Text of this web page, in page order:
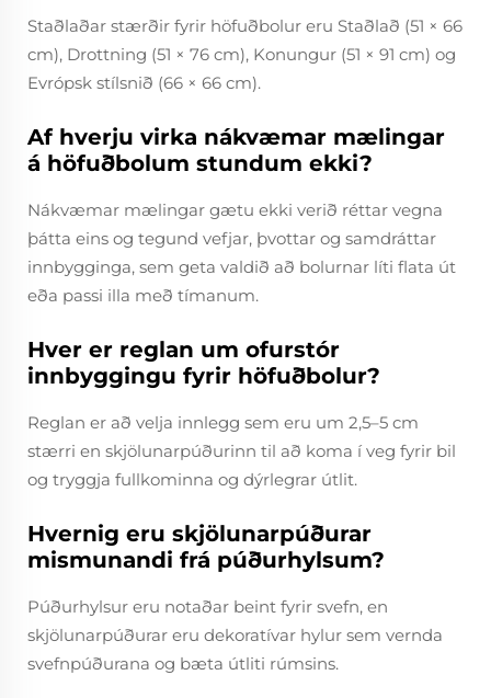
Staðlaðar stærðir fyrir höfuðbolur eru Staðlað (51 × 66
cm), Drottning (51 × 76 cm), Konungur (51 × 91 cm) og
Evrópsk stílsnið (66 × 66 cm).
Af hverju virka nákvæmar mælingar
á höfuðbolum stundum ekki?
Nákvæmar mælingar gætu ekki verið réttar vegna
þátta eins og tegund vefjar, þvottar og samdráttar
innbygginga, sem geta valdið að bolurnar líti flata út
eða passi illa með tímanum.
Hver er reglan um ofurstór
innbyggingu fyrir höfuðbolur?
Reglan er að velja innlegg sem eru um 2,5–5 cm
stærri en skjölunarpúðurinn til að koma í veg fyrir bil
og tryggja fullkominna og dýrlegrar útlit.
Hvernig eru skjölunarpúðurar
mismunandi frá púðurhylsum?
Púðurhylsur eru notaðar beint fyrir svefn, en
skjölunarpúðurar eru dekoratívar hylur sem vernda
svefnpúðurana og bæta útliti rúmsins.